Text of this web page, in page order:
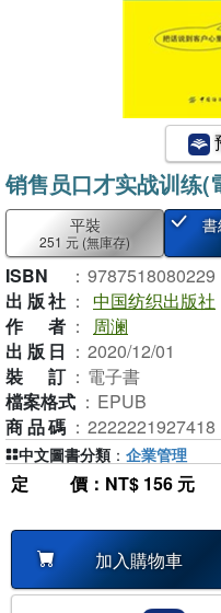
销售员口才实战训练(
平裝
251 元 (無庫存)
ISBN ： 9787518080229
出版社 ： 中国纺织出版社
作者 ：
周澜
出版日 ： 2020/12/01
裝訂 ： 電子書
檔案格式 ： EPUB
商品碼 ： 2222221927418
定價 ：NT$ 156 元
加入購物車
中文圖書分類 ： 企業管理